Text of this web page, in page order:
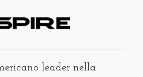
leader nella